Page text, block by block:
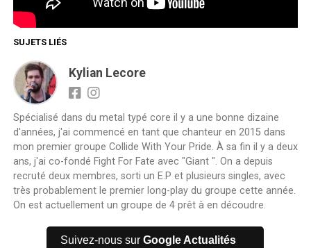
SUJETS LIÉS
Kylian Lecore
Spécialisé dans du metal typé core il y a une bonne dizaine
d'années, j'ai commencé en tant que chanteur en 2015 dans
mon premier groupe Collide With Your Pride. À sa fin il y a deux
ans, j'ai co-fondé Fight For Fate avec "Giant ". On a depuis
recruté deux membres, sorti un E.P et plusieurs singles, avec
très probablement le premier long-play du groupe cette année.
On est actuellement un groupe de 4 prêt à en découdre.
Suivez-nous surGoogle Actualités